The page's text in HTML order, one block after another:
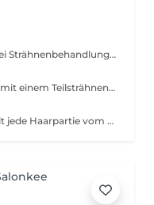
Frischen Sie Ihren Look zwischen zwei Strähnenbehandlungen auf – mit einem sanften Face-Framing, das Ihr Gesicht zum Strahlen bringt. Ideal für besondere Anlässe oder wenn Sie Ihrem Haar mehr Leuchtkraft verleihen möchten, ohne eine komplette Strähnenbehandlung zu buchen. Glossing und Tönung sind inklusive und sorgen für ein strahlendes, harmonisches Ergebnis.
Betonen Sie alle sichtbaren Bereiche mit einem Teilsträhnen-Service: Nacken, Gesichtskonturen und der gesamte Oberkopf. Ideal für einen Termin im Bereich halber Kopf oder Oberkopf. Tip-Outs, Balayage, Glossing und Tönung sind inklusive für ein leuchtendes und perfekt harmonisches Farbergebnis.
Unser Komplett-Strähnenservice hellt jede Haarpartie vom Ansatz bis in die Spitzen auf, von innen nach außen – inklusive präziser Arbeit im Nackenbereich und rund um das Gesicht. Ideal für eine Aufhellung von etwa ¾ bis zum gesamten Kopf. Tip-Outs, Balayage, Glossing und Tönung sind inklusive für ein brillantes und perfekt harmonisches Farbergebnis.